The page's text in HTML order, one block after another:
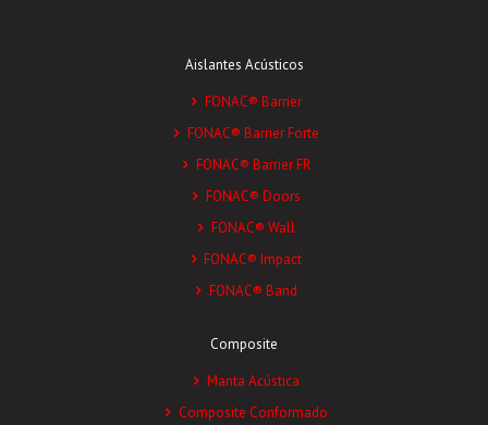
Aislantes Acústicos
FONAC® Barrier
FONAC® Barrier Forte
FONAC® Barrier FR
FONAC® Doors
FONAC® Wall
FONAC® Impact
FONAC® Band
Composite
Manta Acústica
Composite Conformado